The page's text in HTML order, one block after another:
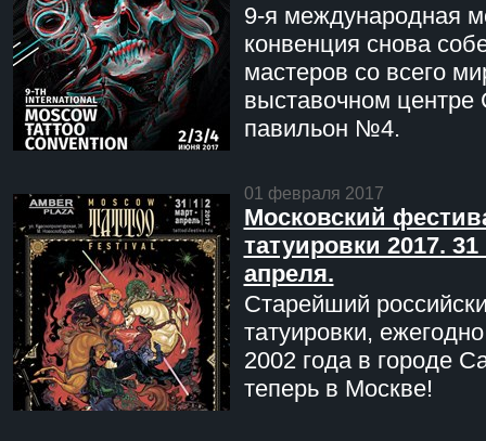
9-я международная
конвенция снова
мастеров со всего
выставочном центре
павильон №4.
01 февраля 2017
Московский
татуировки 2017. 31
апреля.
Старейший
татуировки,
2002 года в городе
теперь в Москве!